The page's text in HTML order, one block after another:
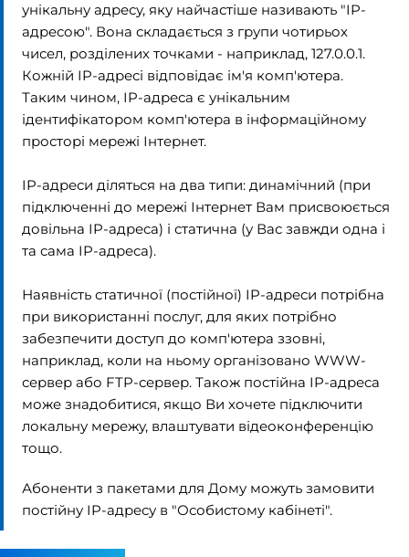
унікальну адресу, яку найчастіше називають "IP-
адресою". Вона складається з групи чотирьох
чисел, розділених точками - наприклад, 127.0.0.1.
Кожній IP-адресі відповідає ім'я комп'ютера.
Таким чином, IP-адреса є унікальним
ідентифікатором комп'ютера в інформаційному
просторі мережі Інтернет.
IP-адреси діляться на два типи: динамічний (при
підключенні до мережі Інтернет Вам присвоюється
довільна IP-адреса) і статична (у Вас завжди одна і
та сама IP-адреса).
Наявність статичної (постійної) IP-адреси потрібна
при використанні послуг, для яких потрібно
забезпечити доступ до комп'ютера ззовні,
наприклад, коли на ньому організовано WWW-
сервер або FTP-сервер. Також постійна IP-адреса
може знадобитися, якщо Ви хочете підключити
локальну мережу, влаштувати відеоконференцію
тощо.
Абоненти з пакетами для Дому можуть замовити
постійну IP-адресу в "Особистому кабінеті".